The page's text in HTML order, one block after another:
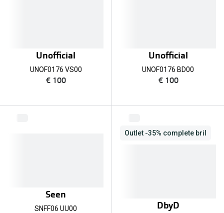
Unofficial
UNOF0176 VS00
€ 100
Unofficial
UNOF0176 BD00
€ 100
Seen
SNFF06 UU00
Outlet -35% complete bril
DbyD